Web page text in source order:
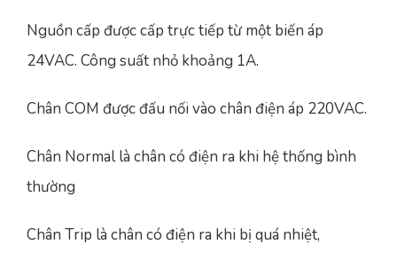
Nguồn cấp được cấp trực tiếp từ một biến áp
24VAC. Công suất nhỏ khoảng 1A.
Chân COM được đấu nối vào chân điện áp 220VAC.
Chân Normal là chân có điện ra khi hệ thống bình
thường
Chân Trip là chân có điện ra khi bị quá nhiệt,